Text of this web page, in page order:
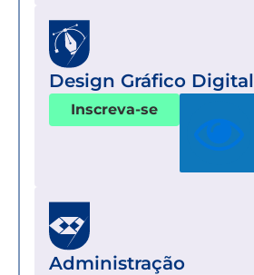
Design Gráfico Digital
Inscreva-se
Administração